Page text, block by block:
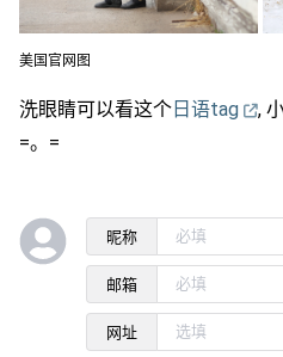
美国官网图
洗眼睛可以看这个 日语tag
,
=。=
昵称
邮箱
网址